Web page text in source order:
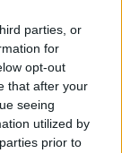
parties, or
for
opt-out
that after your
seeing
utilized by
prior to
τυριά
πιο